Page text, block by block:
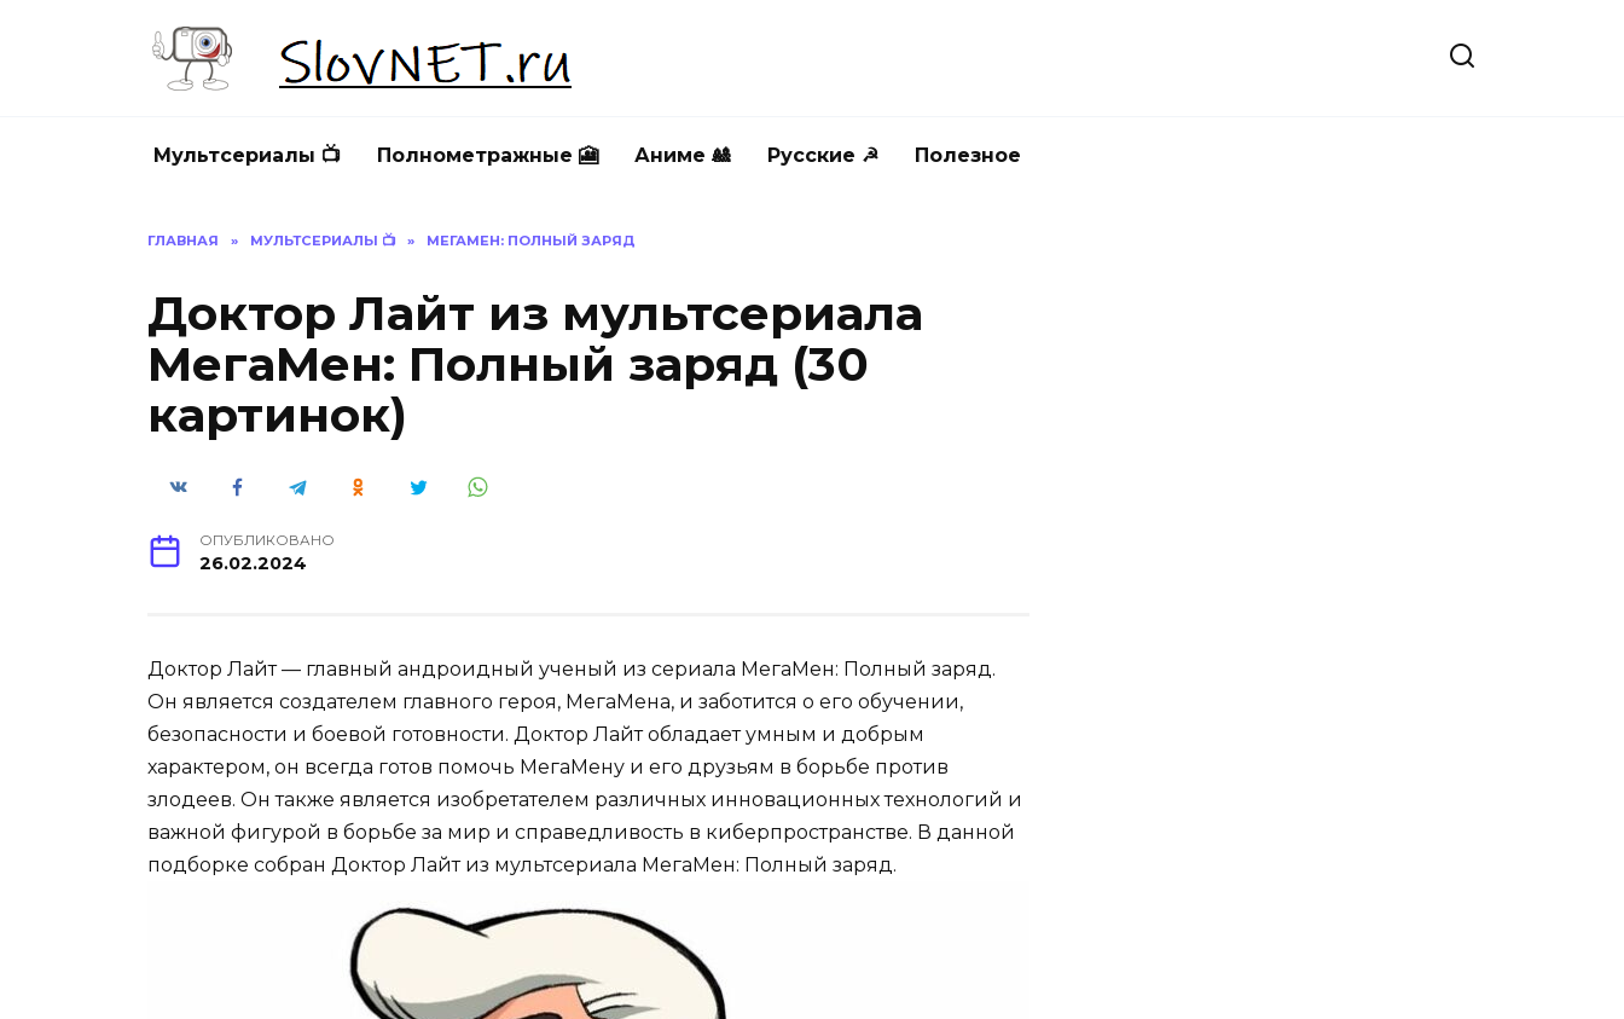
Мультсериалы 📺 Полнометражные 🎦 Аниме 🎎 Русские ☭ Полезное
ГЛАВНАЯ » МУЛЬТСЕРИАЛЫ 📺 » МЕГАМЕН: ПОЛНЫЙ ЗАРЯД
Доктор Лайт из мультсериала
МегаМен: Полный заряд (30
картинок)
ОПУБЛИКОВАНО
26.02.2024
Доктор Лайт — главный андроидный ученый из сериала МегаМен: Полный заряд.
Он является создателем главного героя, МегаМена, и заботится о его обучении,
безопасности и боевой готовности. Доктор Лайт обладает умным и добрым
характером, он всегда готов помочь МегаМену и его друзьям в борьбе против
злодеев. Он также является изобретателем различных инновационных технологий и
важной фигурой в борьбе за мир и справедливость в киберпространстве. В данной
подборке собран Доктор Лайт из мультсериала МегаМен: Полный заряд.